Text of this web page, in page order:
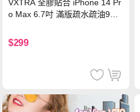
VXTRA 全膠貼合 iPhone 14 Pr
o Max 6.7吋 滿版疏水疏油9H
$299